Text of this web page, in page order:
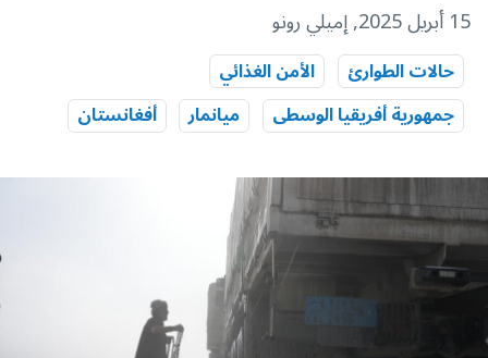
15 أبريل 2025 , إميلي رونو
حالات الطوارئ
الأمن الغذائي
جمهورية أفريقيا الوسطى
ميانمار أفغانستان